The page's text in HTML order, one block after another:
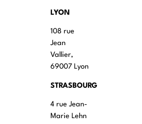
LYON
108 rue
Jean
Vallier,
69007 Lyon
STRASBOURG
4 rue Jean-
Marie Lehn